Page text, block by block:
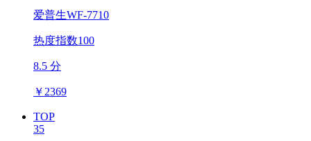
爱普生WF-7710
热度指数100
8.5 分
￥ 2369
TOP
35